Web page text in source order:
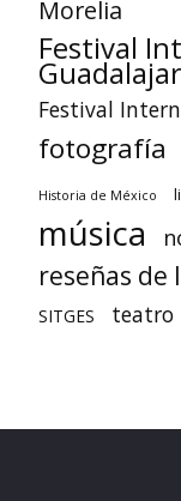
Morelia
Festival
Festival
fotografía
Historia de México
música
reseñas de
SITGES teatro